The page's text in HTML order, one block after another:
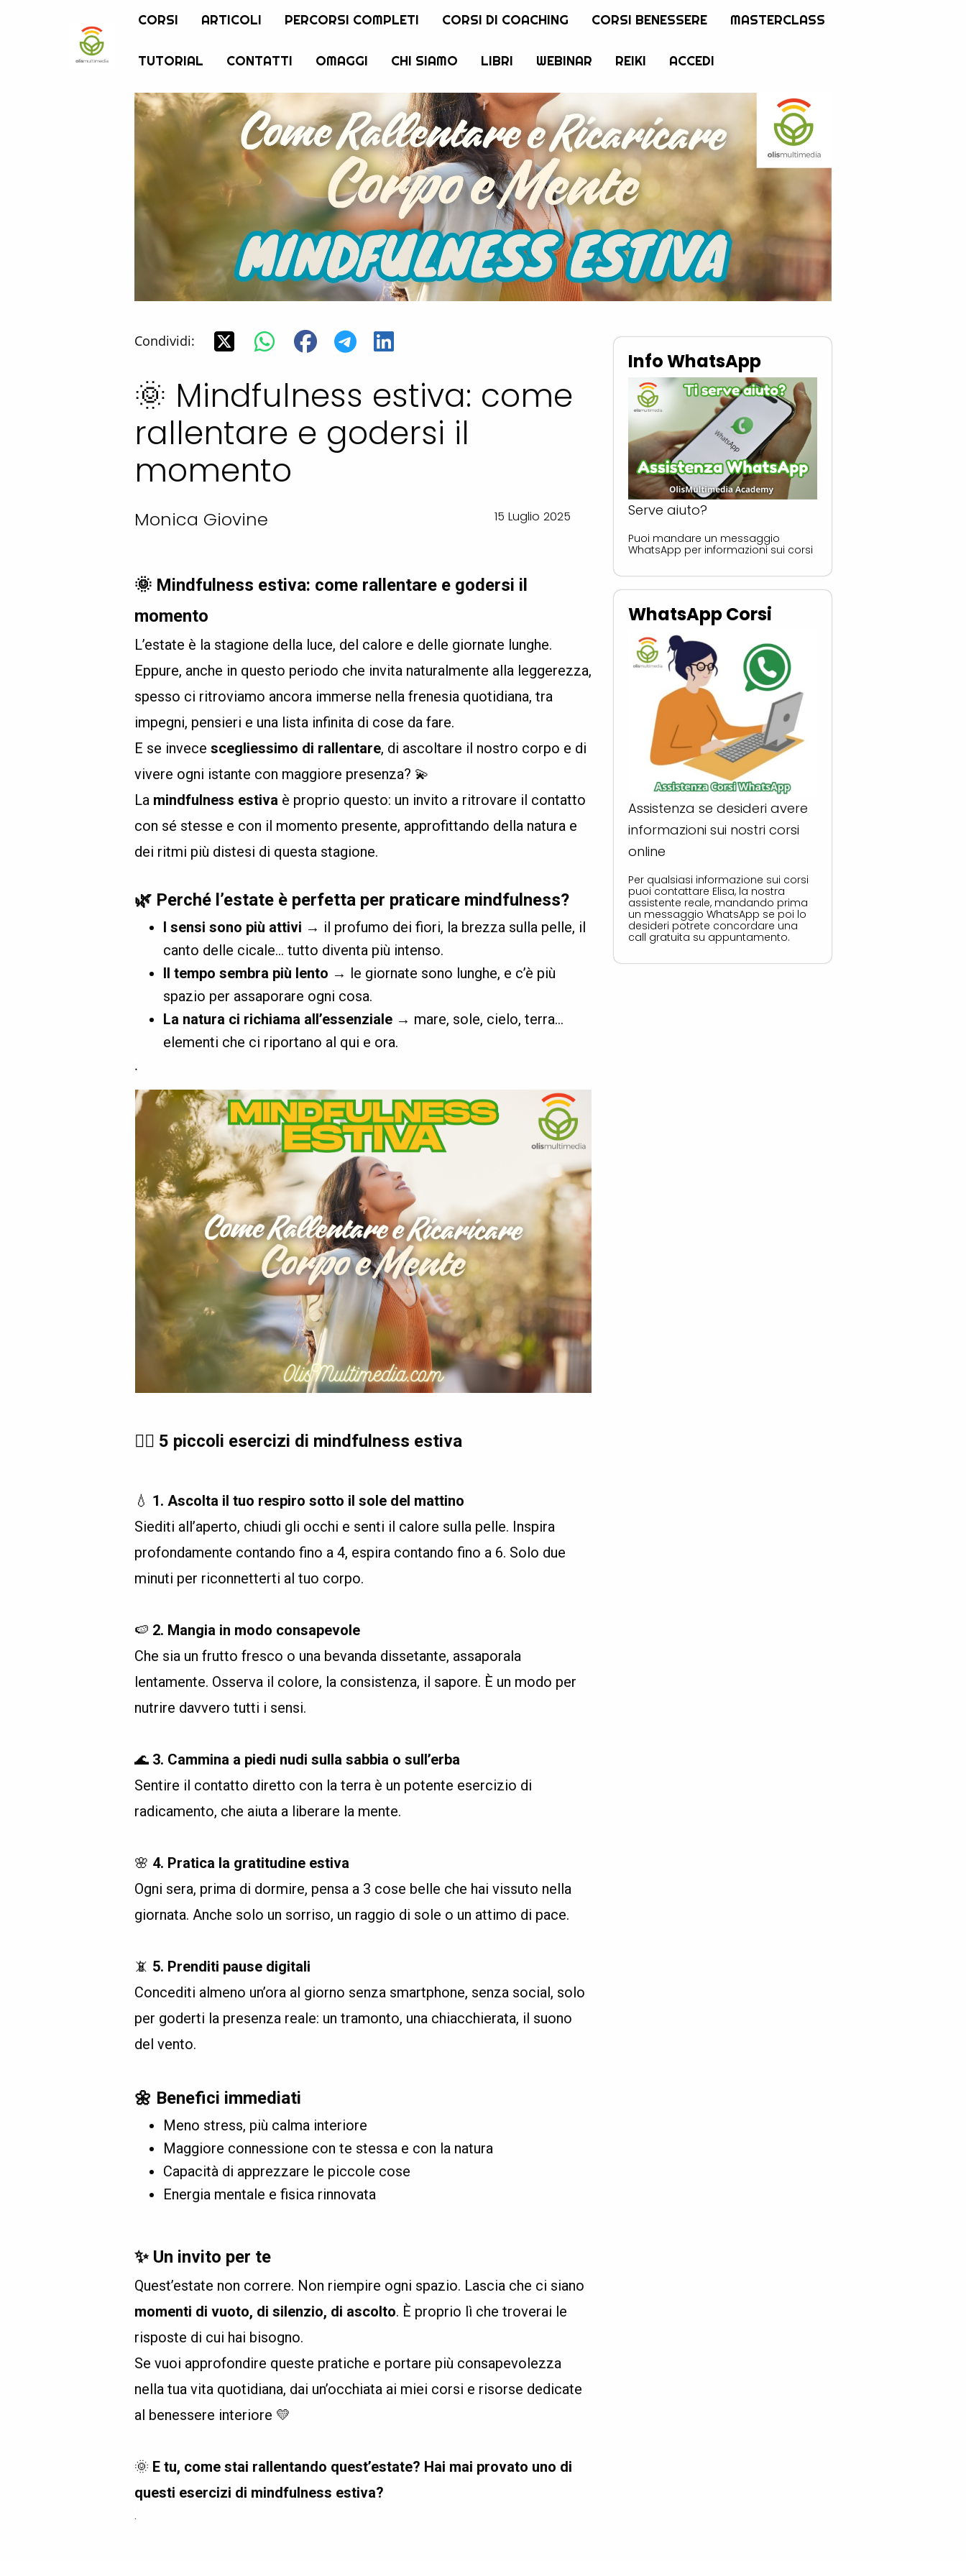
CORSI ARTICOLI PERCORSI COMPLETI CORSI DI COACHING CORSI BENESSERE MASTERCLASS
TUTORIAL CONTATTI OMAGGI CHI SIAMO LIBRI WEBINAR REIKI ACCEDI
Condividi:
🌞 Mindfulness estiva: come
rallentare e godersi il
momento
Monica Giovine 15 Luglio 2025
🌞 Mindfulness estiva: come rallentare e godersi il
momento
L’estate è la stagione della luce, del calore e delle giornate lunghe.
Eppure, anche in questo periodo che invita naturalmente alla leggerezza,
spesso ci ritroviamo ancora immerse nella frenesia quotidiana, tra
impegni, pensieri e una lista infinita di cose da fare.
E se invece scegliessimo di rallentare, di ascoltare il nostro corpo e di
vivere ogni istante con maggiore presenza? 💫
La mindfulness estiva è proprio questo: un invito a ritrovare il contatto
con sé stesse e con il momento presente, approfittando della natura e
dei ritmi più distesi di questa stagione.
🌿 Perché l’estate è perfetta per praticare mindfulness?
I sensi sono più attivi → il profumo dei fiori, la brezza sulla pelle, il
canto delle cicale… tutto diventa più intenso.
Il tempo sembra più lento → le giornate sono lunghe, e c’è più
spazio per assaporare ogni cosa.
La natura ci richiama all’essenziale → mare, sole, cielo, terra…
elementi che ci riportano al qui e ora.
.
🧘‍♀️ 5 piccoli esercizi di mindfulness estiva
💧 1. Ascolta il tuo respiro sotto il sole del mattino
Siediti all’aperto, chiudi gli occhi e senti il calore sulla pelle. Inspira
profondamente contando fino a 4, espira contando fino a 6. Solo due
minuti per riconnetterti al tuo corpo.
🍉 2. Mangia in modo consapevole
Che sia un frutto fresco o una bevanda dissetante, assaporala
lentamente. Osserva il colore, la consistenza, il sapore. È un modo per
nutrire davvero tutti i sensi.
🌊 3. Cammina a piedi nudi sulla sabbia o sull’erba
Sentire il contatto diretto con la terra è un potente esercizio di
radicamento, che aiuta a liberare la mente.
🌸 4. Pratica la gratitudine estiva
Ogni sera, prima di dormire, pensa a 3 cose belle che hai vissuto nella
giornata. Anche solo un sorriso, un raggio di sole o un attimo di pace.
📵 5. Prenditi pause digitali
Concediti almeno un’ora al giorno senza smartphone, senza social, solo
per goderti la presenza reale: un tramonto, una chiacchierata, il suono
del vento.
🌼 Benefici immediati
Meno stress, più calma interiore
Maggiore connessione con te stessa e con la natura
Capacità di apprezzare le piccole cose
Energia mentale e fisica rinnovata
✨Un invito per te
Quest’estate non correre. Non riempire ogni spazio. Lascia che ci siano
momenti di vuoto, di silenzio, di ascolto. È proprio lì che troverai le
risposte di cui hai bisogno.
Se vuoi approfondire queste pratiche e portare più consapevolezza
nella tua vita quotidiana, dai un’occhiata ai miei corsi e risorse dedicate
al benessere interiore 💛
🌞 E tu, come stai rallentando quest’estate? Hai mai provato uno di
questi esercizi di mindfulness estiva?
.
Info WhatsApp
Serve aiuto?
Puoi mandare un messaggio
WhatsApp per informazioni sui corsi
WhatsApp Corsi
Assistenza se desideri avere
informazioni sui nostri corsi
online
Per qualsiasi informazione sui corsi
puoi contattare Elisa, la nostra
assistente reale, mandando prima
un messaggio WhatsApp se poi lo
desideri potrete concordare una
call gratuita su appuntamento.